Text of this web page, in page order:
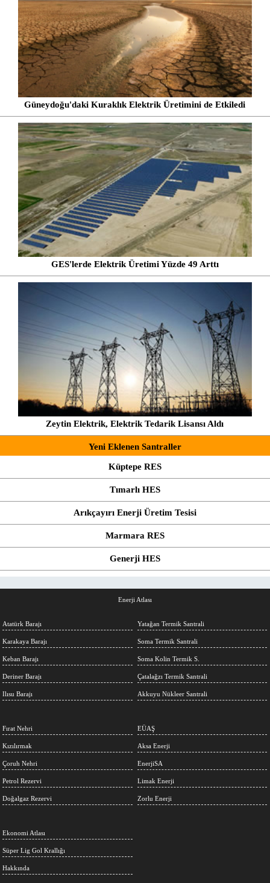
Güneydoğu'daki Kuraklık Elektrik Üretimini de Etkiledi
GES'lerde Elektrik Üretimi Yüzde 49 Arttı
Zeytin Elektrik, Elektrik Tedarik Lisansı Aldı
Yeni Eklenen Santraller
Küptepe RES
Tımarlı HES
Arıkçayırı Enerji Üretim Tesisi
Marmara RES
Generji HES
Enerji Atlası
Atatürk Barajı
Karakaya Barajı
Keban Barajı
Deriner Barajı
Ilısu Barajı
Yatağan Termik Santrali
Soma Termik Santrali
Soma Kolin Termik S.
Çatalağzı Termik Santrali
Akkuyu Nükleer Santrali
Fırat Nehri
Kızılırmak
Çoruh Nehri
Petrol Rezervi
Doğalgaz Rezervi
EÜAŞ
Aksa Enerji
EnerjiSA
Limak Enerji
Zorlu Enerji
Ekonomi Atlası
Süper Lig Gol Krallığı
Hakkında